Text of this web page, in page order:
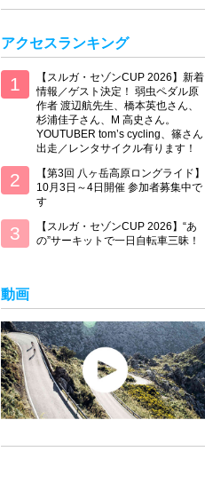
アクセスランキング
【スルガ・セゾンCUP 2026】新着
情報／ゲスト決定！ 弱虫ペダル原
作者 渡辺航先生、橋本英也さん、
杉浦佳子さん、M 高史さん。
YOUTUBER tom’s cycling、篠さん
出走／レンタサイクル有ります！
【第3回 八ヶ岳高原ロングライド】
10月3日～4日開催 参加者募集中で
す
【スルガ・セゾンCUP 2026】“あ
の”サーキットで一日自転車三昧！
動画